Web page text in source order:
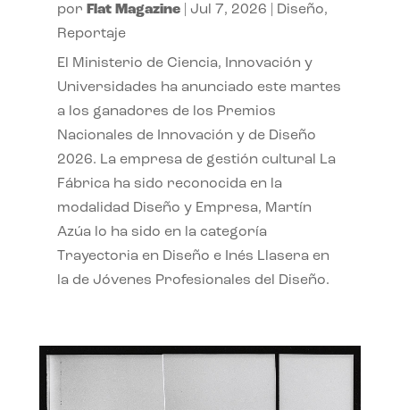
por Flat Magazine| Jul 7, 2026 Diseño,
Reportaje
El Ministerio de Ciencia, Innovación y
Universidades ha anunciado este martes
a los ganadores de los Premios
Nacionales de Innovación y de Diseño
2026. La empresa de gestión cultural La
Fábrica ha sido reconocida en la
modalidad Diseño y Empresa, Martín
Azúa lo ha sido en la categoría
Trayectoria en Diseño e Inés Llasera en
la de Jóvenes Profesionales del Diseño.